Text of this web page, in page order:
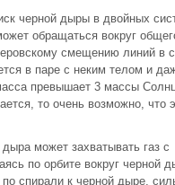
черной дыры в двойных
обращаться вокруг
смещению линий в
в паре с неким телом и
превышает 3 массы
то очень возможно, что
может захватывать газ с
по орбите вокруг черной
по спирали к черной дыре,